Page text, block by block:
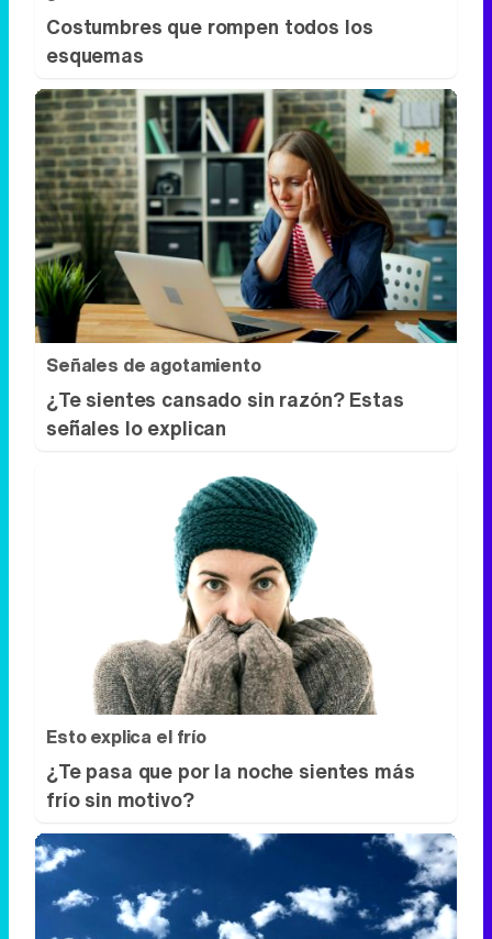
¿De verdad hacen esto?
Costumbres que rompen todos los
esquemas
Señales de agotamiento
¿Te sientes cansado sin razón? Estas
señales lo explican